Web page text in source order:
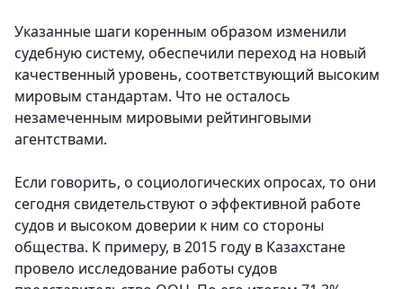
Указанные шаги коренным образом изменили
судебную систему, обеспечили переход на новый
качественный уровень, соответствующий высоким
мировым стандартам. Что не осталось
незамеченным мировыми рейтинговыми
агентствами.
Если говорить, о социологических опросах, то они
сегодня свидетельствуют о эффективной работе
судов и высоком доверии к ним со стороны
общества. К примеру, в 2015 году в Казахстане
провело исследование работы судов